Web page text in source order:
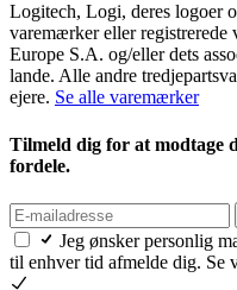
Logitech, Logi, deres logoer
varemærker eller
Europe S.A. og/eller dets
lande. Alle andre
ejere. Se alle varemærker
Tilmeld dig for at modtage
fordele.
Jeg ønsker personlig
til enhver tid afmelde dig. Se